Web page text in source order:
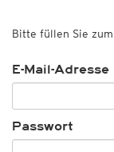
Bitte füllen Sie
E-Mail-Adresse
Passwort